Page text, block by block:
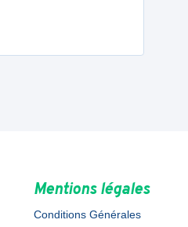
Mentions légales
Conditions Générales